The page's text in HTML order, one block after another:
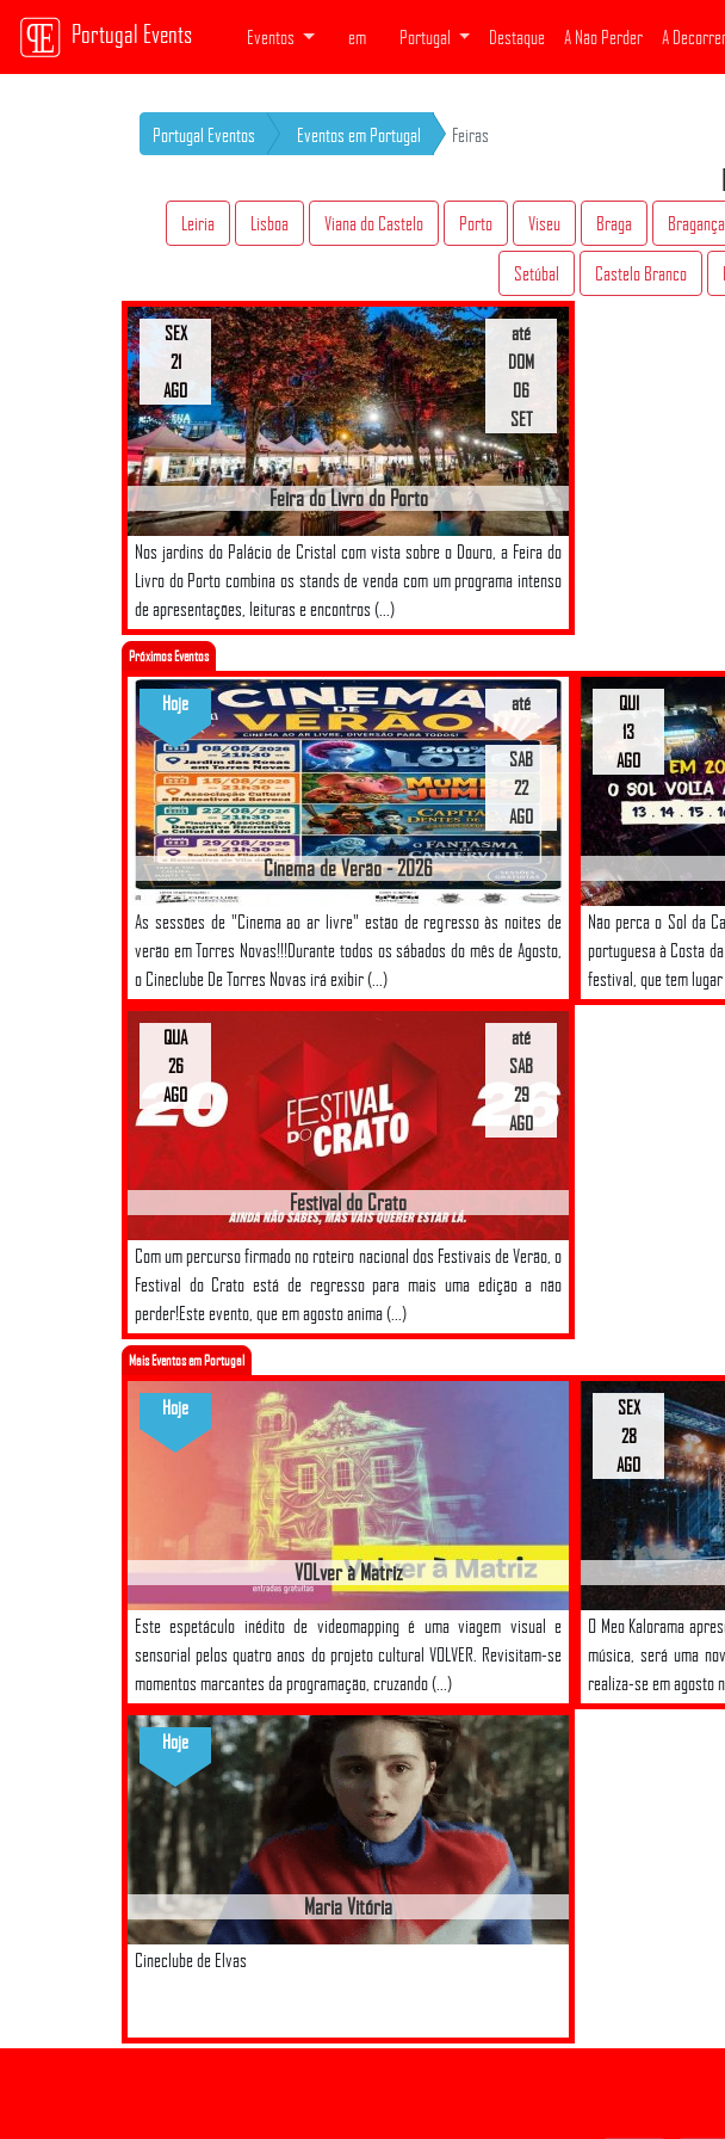
Portugal Events Eventos em Portugal Destaque A Não Perder A
Portugal Eventos Eventos em Portugal Feiras
Leiria Lisboa Viana do Castelo Porto Viseu Braga Bragança
Setúbal Castelo Branco
Feira do Livro do Porto
Nos jardins do Palácio de Cristal com vista sobre o Douro, a Feira do
Livro do Porto combina os stands de venda com um programa intenso
de apresentações, leituras e encontros (...)
até
DOM
06
SET
SEX
21
AGO
Próximos Eventos
Cinema de Verão - 2026
As sessões de "Cinema ao ar livre" estão de regresso às noites de
verão em Torres Novas!!!Durante todos os sábados do mês de Agosto,
o Cineclube De Torres Novas irá exibir (...)
até
SAB
22
AGO
Hoje
Não perca o Sol da
portuguesa à Costa
festival, que tem
QUI
13
AGO
Festival do Crato
Com um percurso firmado no roteiro nacional dos Festivais de Verão, o
Festival do Crato está de regresso para mais uma edição a não
perder!Este evento, que em agosto anima (...)
até
SAB
29
AGO
QUA
26
AGO
Mais Eventos em Portugal
VOLver à Matriz
Este espetáculo inédito de videomapping é uma viagem visual e
sensorial pelos quatro anos do projeto cultural VOLVER. Revisitam-se
momentos marcantes da programação, cruzando (...)
Hoje
O Meo Kalorama
música, será uma
realiza-se em agosto
SEX
28
AGO
Maria Vitória
Cineclube de Elvas
Hoje